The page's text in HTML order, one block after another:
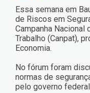
Essa semana em
de Riscos em
Campanha
Trabalho (Canpat),
Economia.
No fórum foram
normas de
pelo governo